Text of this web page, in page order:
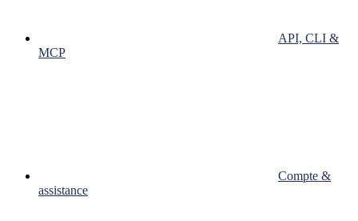
API, CLI &
MCP
Compte &
assistance